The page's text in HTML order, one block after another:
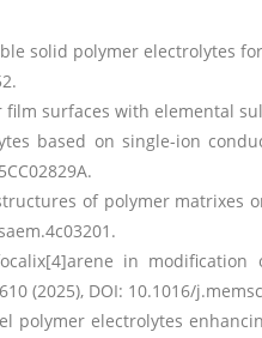
solid polymer electrolytes
film surfaces with elemental
based on single-ion
of polymer
in
(2025), DOI: 10.1016/
polymer electrolytes